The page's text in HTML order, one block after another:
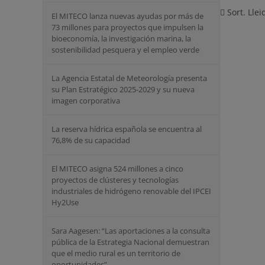
El MITECO lanza nuevas ayudas por más de
73 millones para proyectos que impulsen la
bioeconomía, la investigación marina, la
sostenibilidad pesquera y el empleo verde
La Agencia Estatal de Meteorología presenta
su Plan Estratégico 2025-2029 y su nueva
imagen corporativa
La reserva hídrica española se encuentra al
76,8% de su capacidad
El MITECO asigna 524 millones a cinco
proyectos de clústeres y tecnologías
industriales de hidrógeno renovable del IPCEI
Hy2Use
Sara Aagesen: “Las aportaciones a la consulta
pública de la Estrategia Nacional demuestran
que el medio rural es un territorio de
Sort.